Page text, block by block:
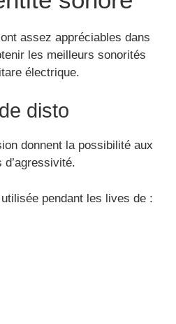
assez appréciables dans
les meilleurs sonorités
électrique.
disto
donnent la possibilité aux
d’agressivité.
pendant les lives de :